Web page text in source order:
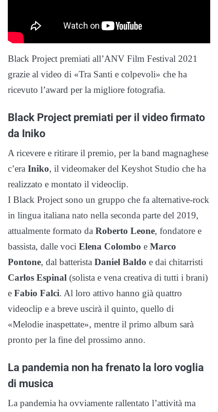
Black Project premiati all’ANV Film Festival 2021
grazie al video di «Tra Santi e colpevoli» che ha
ricevuto l’award per la migliore fotografia.
Black Project premiati per il video firmato
da Iniko
A ricevere e ritirare il premio, per la band magnaghese
c’era Iniko, il videomaker del Keyshot Studio che ha
realizzato e montato il videoclip.
I Black Project sono un gruppo che fa alternative-rock
in lingua italiana nato nella seconda parte del 2019,
attualmente formato da Roberto Leone, fondatore e
bassista, dalle voci Elena Colombo e Marco
Pontone, dal batterista Daniel Baldo e dai chitarristi
Carlos Espinal (solista e vena creativa di tutti i brani)
e Fabio Falci. Al loro attivo hanno già quattro
videoclip e a breve uscirà il quinto, quello di
«Melodie inaspettate», mentre il primo album sarà
pronto per la fine del prossimo anno.
La pandemia non ha frenato la loro voglia
di musica
La pandemia ha ovviamente rallentato l’attività ma